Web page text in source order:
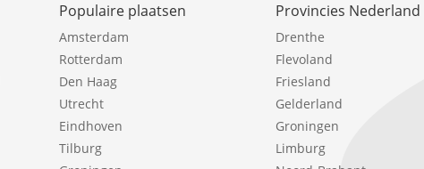
Populaire plaatsen
Amsterdam
Rotterdam
Den Haag
Utrecht
Eindhoven
Tilburg
Provincies Nederland
Drenthe
Flevoland
Friesland
Gelderland
Groningen
Limburg